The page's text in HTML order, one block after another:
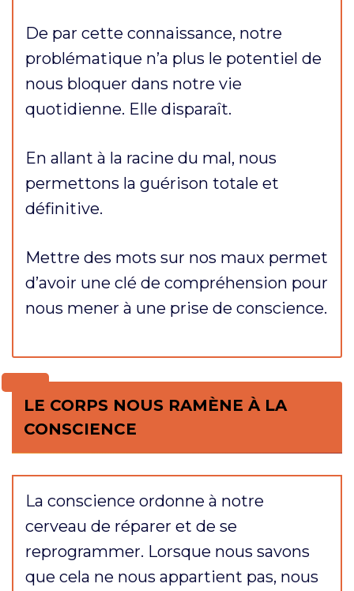
De par cette connaissance, notre
problématique n’a plus le potentiel de
nous bloquer dans notre vie
quotidienne. Elle disparaît.
En allant à la racine du mal, nous
permettons la guérison totale et
définitive.
Mettre des mots sur nos maux permet
d’avoir une clé de compréhension pour
nous mener à une prise de conscience.
LE CORPS NOUS RAMÈNE À LA
CONSCIENCE
La conscience ordonne à notre
cerveau de réparer et de se
reprogrammer. Lorsque nous savons
que cela ne nous appartient pas, nous